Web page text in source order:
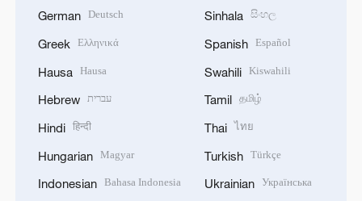
German Deutsch
Greek Ελληνικά
Hausa Hausa
Hebrew עברית
Hindi हिन्दी
Hungarian Magyar
Indonesian Bahasa Indonesia
Sinhala සිංහල
Spanish Español
Swahili Kiswahili
Tamil தமிழ்
Thai ไทย
Turkish Türkçe
Ukrainian Українська